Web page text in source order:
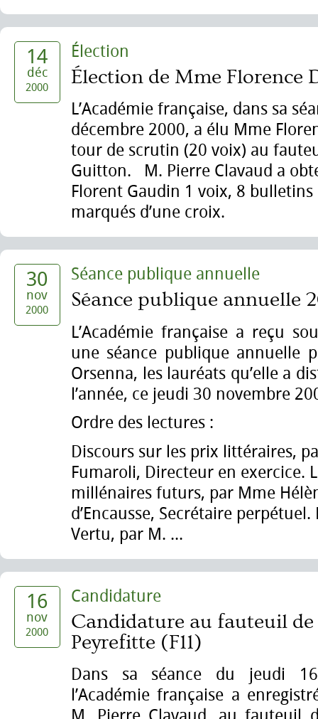
14
déc
2000
Élection
Élection de Mme Florence
L’Académie française, dans sa
décembre 2000, a élu Mme
tour de scrutin (20 voix) au
Guitton. M. Pierre Clavaud a
Florent Gaudin 1 voix, 8
marqués d’une croix.
30
nov
2000
Séance publique annuelle
Séance publique annuelle
L’Académie française a reçu
une séance publique annuelle
Orsenna, les lauréats qu’elle a
l’année, ce jeudi 30 novembre
Ordre des lectures :
Discours sur les prix littéraires,
Fumaroli, Directeur en exercice.
millénaires futurs, par Mme
d’Encausse, Secrétaire
Vertu, par M. ...
16
nov
2000
Candidature
Candidature au fauteuil
Peyrefitte (F11)
Dans sa séance du jeudi
l’Académie française a